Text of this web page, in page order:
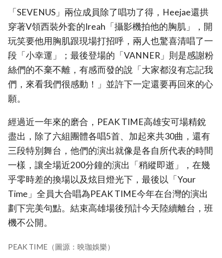
「SEVENUS」兩位成員除了唱功了得，Heejae還拱
穿著V領西裝外套的Ireah「攝影機拍他的胸肌」，開
玩笑要他用胸肌跟現場打招呼，兩人也驚喜清唱了一
段「小幸運」；最後登場的「VANNER」則是感謝粉
絲們的不棄不離，有感而發的說「大家都沒有忘記我
們，來看我們很感動！」並許下一定還要再回來的心
願。
經過近一年來的磨合，PEAK TIME高雄安可場精銳
盡出，除了六組團體各唱5首、加起來共30曲，還有
三段特別舞台，他們的演出就像是各自所代表的時間
一樣，讓全場近200分鐘的演出「稍縱即逝」，在幾
乎零時差的換場以及炫目燈光下，最後以「Your
Time」全員大合唱為PEAK TIME今年在台灣的演出
劃下完美句點。結束高雄場後預計今天陸續離台，班
機不公開。
PEAK TIME（圖源：映珈娛樂）